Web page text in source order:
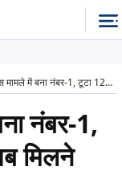
1, टूटा 1260 का इतिहास, अब मिलने वाला है नया चैंपियन
नंबर-1,
मिलने